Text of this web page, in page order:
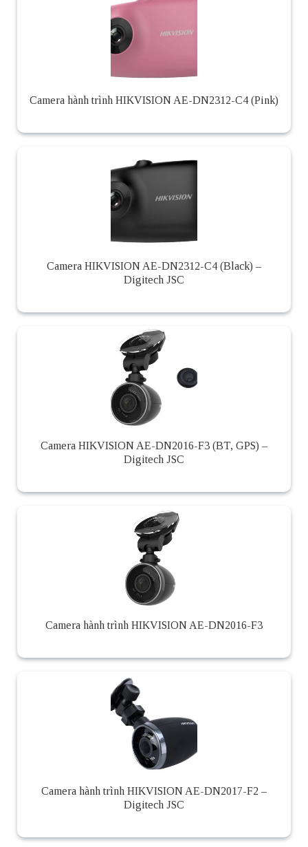
Camera hành trình HIKVISION AE-DN2312-C4 (Pink)
Camera HIKVISION AE-DN2312-C4 (Black) –
Digitech JSC
Camera HIKVISION AE-DN2016-F3 (BT, GPS) –
Digitech JSC
Camera hành trình HIKVISION AE-DN2016-F3
Camera hành trình HIKVISION AE-DN2017-F2 –
Digitech JSC